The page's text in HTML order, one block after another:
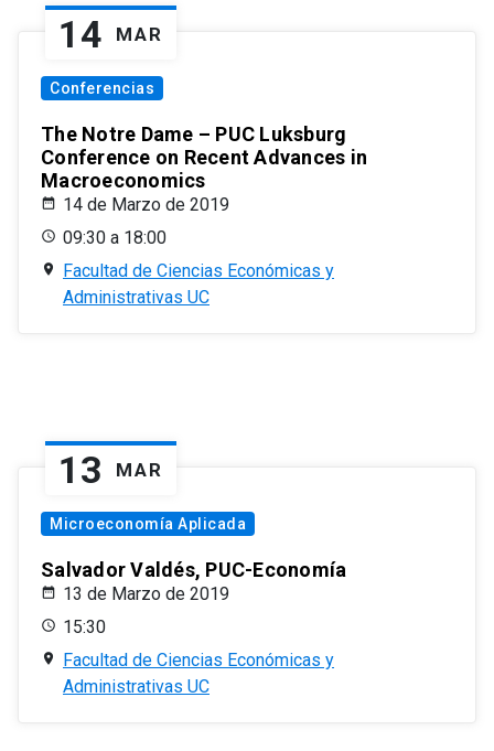
14 MAR
Conferencias
The Notre Dame – PUC Luksburg
Conference on Recent Advances in
Macroeconomics
14 de Marzo de 2019
09:30 a 18:00
Facultad de Ciencias Económicas y
Administrativas UC
13 MAR
Microeconomía Aplicada
Salvador Valdés, PUC-Economía
13 de Marzo de 2019
15:30
Facultad de Ciencias Económicas y
Administrativas UC